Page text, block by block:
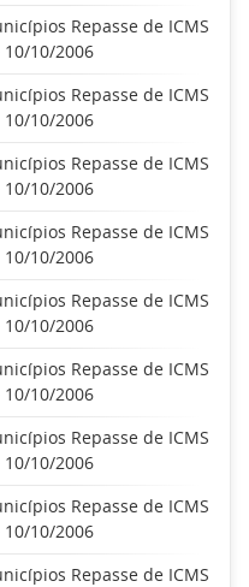
Repasse de ICMS
10/2006
Repasse de ICMS
10/2006
Repasse de ICMS
10/2006
Repasse de ICMS
10/2006
Repasse de ICMS
10/2006
Repasse de ICMS
10/2006
Repasse de ICMS
10/2006
Repasse de ICMS
10/2006
Repasse de ICMS